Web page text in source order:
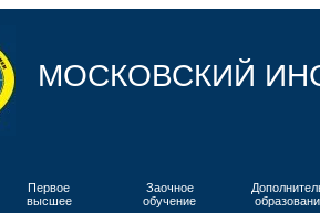
МОСКОВСКИЙ
Первое
высшее
Заочное
обучение